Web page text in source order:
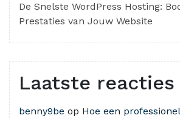
De Snelste WordPress Hosting:
Prestaties van Jouw Website
Laatste reacties
benny9be op Hoe een